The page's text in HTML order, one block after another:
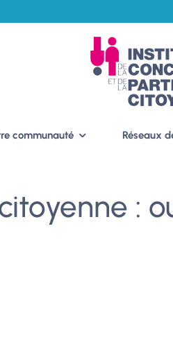
communauté Réseaux
: